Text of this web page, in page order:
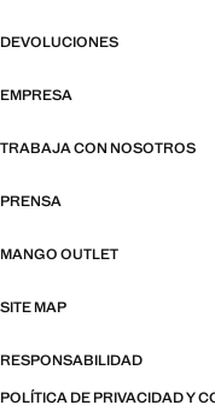
DEVOLUCIONES
EMPRESA
TRABAJA CON NOSOTROS
PRENSA
MANGO OUTLET
SITE MAP
RESPONSABILIDAD
POLÍTICA DE PRIVACIDAD Y